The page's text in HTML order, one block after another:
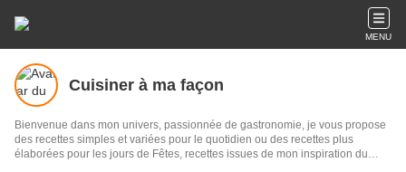
MENU
Cuisiner à ma façon
Bienvenue dans mon univers, passionnée de gastronomie, je vous propose
des recettes simples et variées pour le quotidien ou des recettes plus
élaborées pour les jours de Fêtes, recettes issues de mon inspiration du